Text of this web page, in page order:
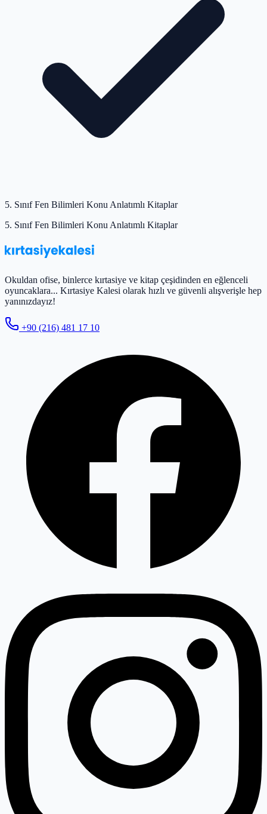
5. Sınıf Fen Bilimleri Konu Anlatımlı Kitaplar
5. Sınıf Fen Bilimleri Konu Anlatımlı Kitaplar
Okuldan ofise, binlerce kırtasiye ve kitap çeşidinden en eğlenceli
oyuncaklara... Kırtasiye Kalesi olarak hızlı ve güvenli alışverişle hep
yanınızdayız!
+90 (216) 481 17 10